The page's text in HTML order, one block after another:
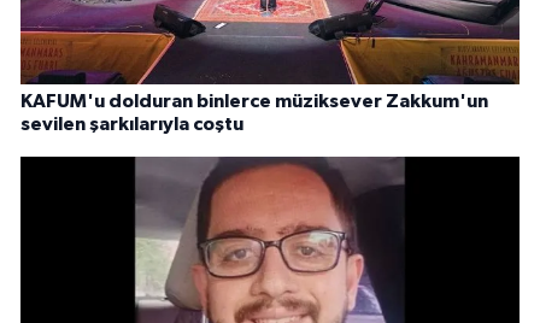
KAFUM'u dolduran binlerce müziksever Zakkum'un
sevilen şarkılarıyla coştu